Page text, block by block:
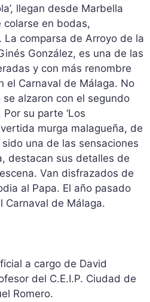
llegan desde Marbella
colarse en bodas,
La comparsa de Arroyo de la
González, es una de las
y con más renombre
el Carnaval de Málaga. No
alzaron con el segundo
su parte ‘Los
murga malagueña, de
una de las sensaciones
destacan sus detalles de
Van disfrazados de
al Papa. El año pasado
Carnaval de Málaga.
a cargo de David
del C.E.I.P. Ciudad de
Romero.